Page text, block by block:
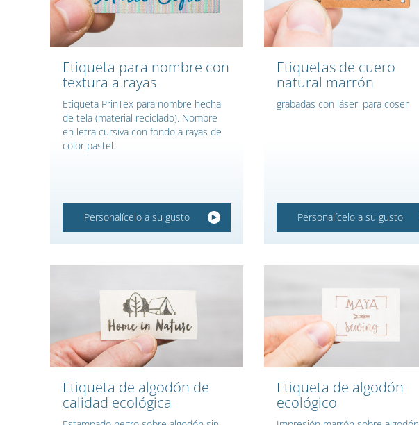
Etiqueta para nombre con
textura a rayas
Etiqueta PrinTex para nombre hecha
de tela (material reciclado). Nombre
en letra cursiva con fondo a rayas de
color pastel.
Personalícelo a su gusto
Etiquetas de cuero
natural marrón
grabadas con láser, para coser
Personalícelo a su gusto
Etiqueta de algodón de
calidad ecológica
Etiqueta de algodón
ecológico